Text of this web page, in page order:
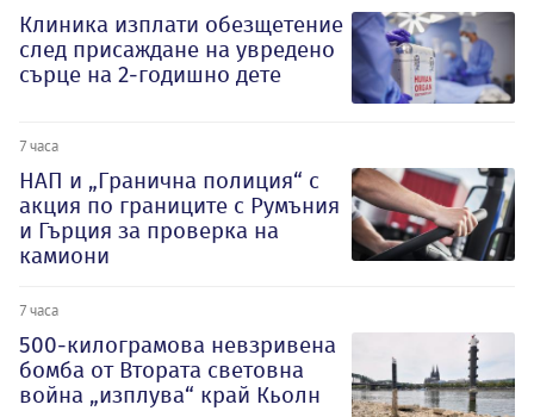
Клиника изплати обезщетение
след присаждане на увредено
сърце на 2-годишно дете
7 часа
НАП и „Гранична полиция“ с
акция по границите с Румъния
и Гърция за проверка на
камиони
7 часа
500-килограмова невзривена
бомба от Втората световна
война „изплува“ край Кьолн